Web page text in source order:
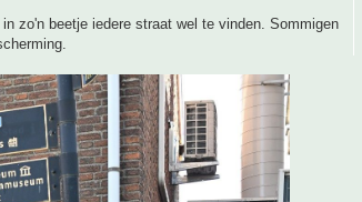
zo'n beetje iedere straat wel te vinden. Sommigen